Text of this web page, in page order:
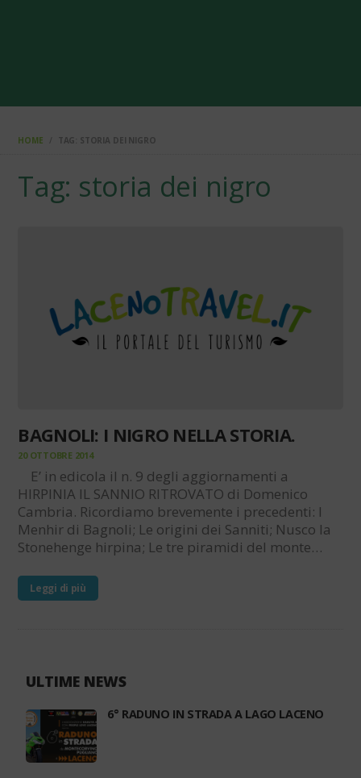
HOME TAG: STORIA DEI NIGRO
Tag: storia dei nigro
BAGNOLI: I NIGRO NELLA STORIA.
20 OTTOBRE 2014
E’ in edicola il n. 9 degli aggiornamenti a
HIRPINIA IL SANNIO RITROVATO di Domenico
Cambria. Ricordiamo brevemente i precedenti: I
Menhir di Bagnoli; Le origini dei Sanniti; Nusco la
Stonehenge hirpina; Le tre piramidi del monte…
Leggi di più
ULTIME NEWS
6° RADUNO IN STRADA A LAGO LACENO